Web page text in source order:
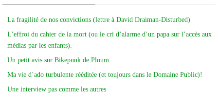
La fragilité de nos convictions (lettre à David Draiman-Disturbed)
L’effroi du cahier de la mort (ou le cri d’alarme d’un papa sur l’accès aux
médias par les enfants).
Un petit avis sur Bikepunk de Ploum
Ma vie d’ado turbulente rééditée (et toujours dans le Domaine Public)!
Une interview pas comme les autres